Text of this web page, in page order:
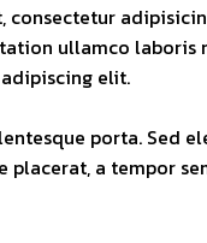
consectetur
ullamco
elit.
porta. Sed
placerat, a tempor